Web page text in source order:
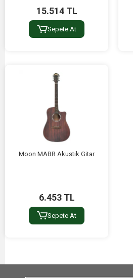
15.514 TL
Sepete At
Moon MABR Akustik Gitar
6.453 TL
Sepete At